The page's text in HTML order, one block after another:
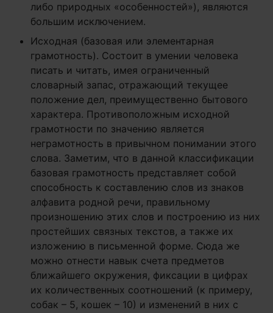
либо природных «особенностей»), являются
большим исключением.
Исходная (базовая или элементарная
грамотность). Состоит в умении человека
писать и читать, имея ограниченный
словарный запас, отражающий текущее
положение дел, преимущественно бытового
характера. Противоположным исходной
грамотности по значению является
неграмотность в привычном понимании этого
слова. Заметим, что в данной классификации
базовая грамотность представляет собой
способность к составлению слов из знаков
алфавита родной речи, правильному
произношению этих слов и построению из них
простейших связных текстов, а также их
изложению в письменной форме. Сюда же
можно отнести навык счета предметов
ближайшего окружения, фиксации в цифрах
их количественных соотношений (к примеру,
собак – 5, кошек – 10) и изменений в них с